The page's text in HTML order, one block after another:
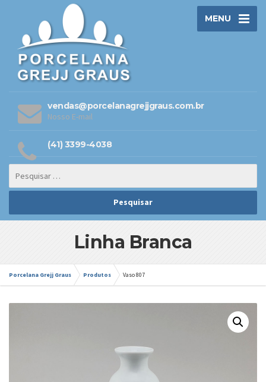
MENU
vendas@porcelanagrejjgraus.com.br
Nosso E-mail
(41) 3399-4038
Linha Branca
Porcelana Grejj Graus Produtos Vaso 807